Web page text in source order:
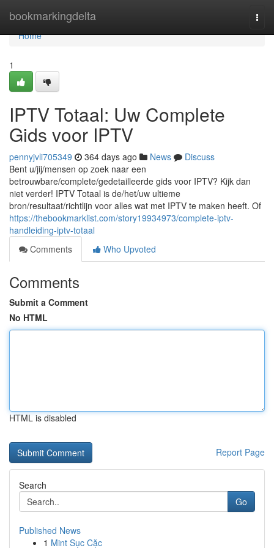
bookmarkingdelta
Home
Home
1
IPTV Totaal: Uw Complete
Gids voor IPTV
pennyjvli705349 364 days ago News
Discuss
Bent u/jij/mensen op zoek naar een
betrouwbare/complete/gedetailleerde gids voor IPTV? Kijk dan
niet verder! IPTV Totaal is de/het/uw ultieme
bron/resultaat/richtlijn voor alles wat met IPTV te maken heeft. Of
https://thebookmarklist.com/story19934973/complete-iptv-
handleiding-iptv-totaal
Comments
Who Upvoted
Comments
Submit a Comment
No HTML
HTML is disabled
Report Page
Search
Go
Published News
1 Mint Sục Cặc